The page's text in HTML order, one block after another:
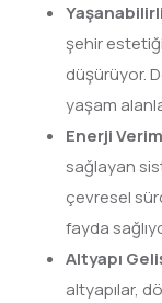
şehir
düşürüyor.
yaşam
Enerji
sağlayan
çevresel
fayda
Altyapı
altyapılar,